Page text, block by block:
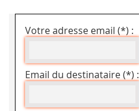
Votre adresse email (*) :
Email du destinataire (*) :